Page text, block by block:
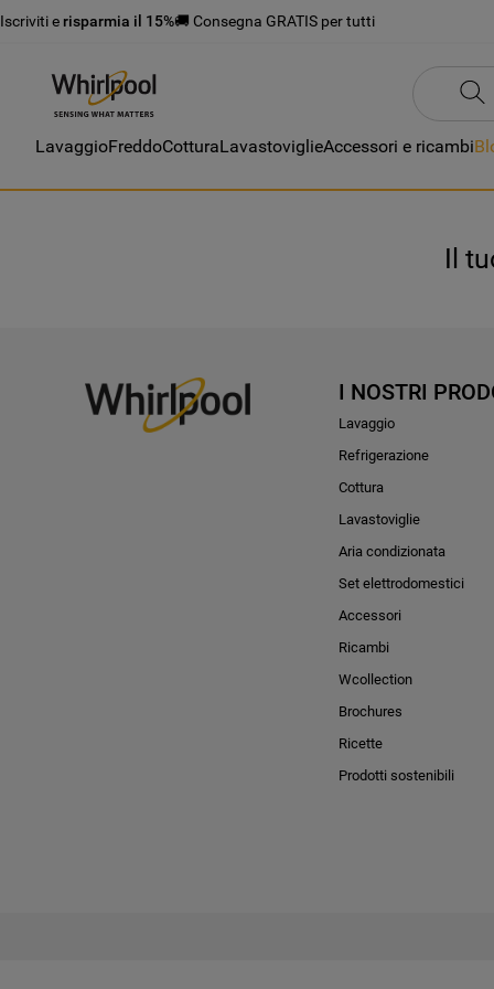
Iscriviti e risparmia il 15%🚚 Consegna GRATIS per tutti
LavaggioFreddoCotturaLavastoviglieAccessori e ricambi
Il
I NOSTRI
Lavaggio
Refrigerazione
Cottura
Lavastoviglie
Aria condizionata
Set elettrodomestici
Accessori
Ricambi
Wcollection
Brochures
Ricette
Prodotti sostenibili